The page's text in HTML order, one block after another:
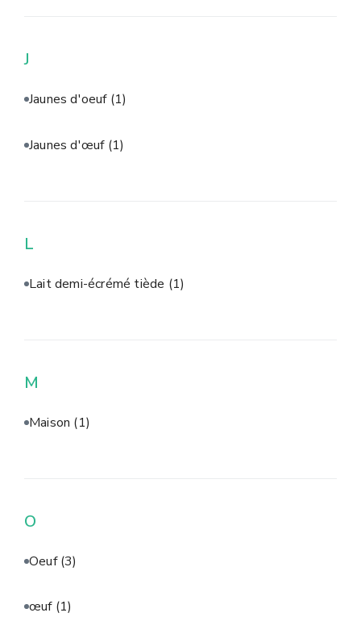
J
Jaunes d'oeuf (1)
Jaunes d'œuf (1)
L
Lait demi-écrémé tiède (1)
M
Maison (1)
O
Oeuf(3)
œuf (1)